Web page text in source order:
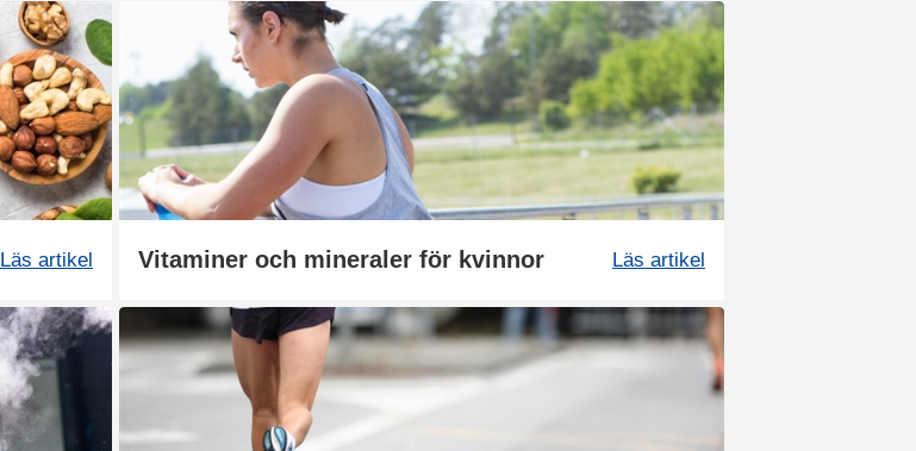
Läs artikel Vitaminer och mineraler för kvinnor Läs artikel